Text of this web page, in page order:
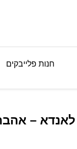
חנות פלייבקים
לאנדא –